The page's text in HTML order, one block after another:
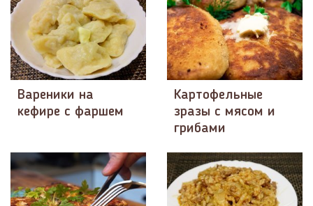
Вареники на
кефире с фаршем
Картофельные
зразы с мясом и
грибами